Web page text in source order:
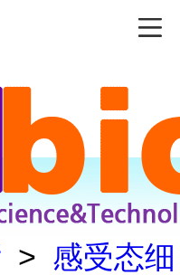
> 感受态细